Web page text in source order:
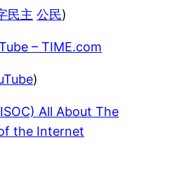
民主 公民)
– TIME.com
)
All About The
the Internet